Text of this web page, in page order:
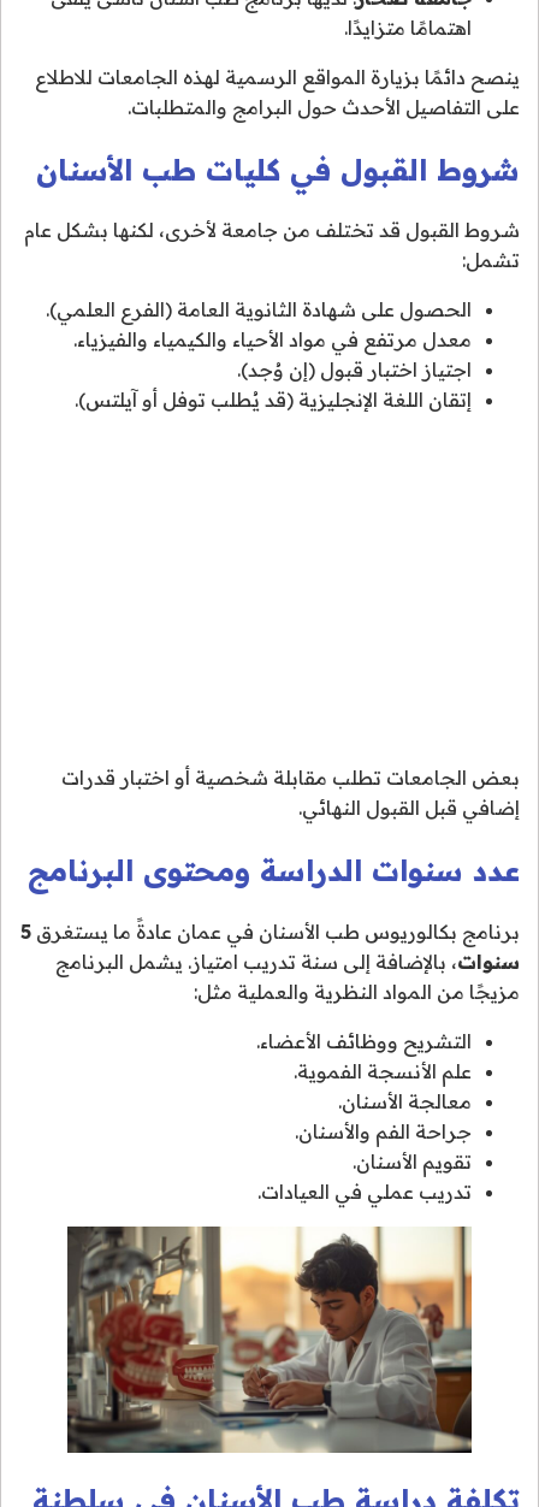
اهتمامًا متزايدًا.
ينصح دائمًا بزيارة المواقع الرسمية لهذه الجامعات للاطلاع
على التفاصيل الأحدث حول البرامج والمتطلبات.
شروط القبول في كليات طب الأسنان
شروط القبول قد تختلف من جامعة لأخرى، لكنها بشكل عام
تشمل:
الحصول على شهادة الثانوية العامة (الفرع العلمي).
معدل مرتفع في مواد الأحياء والكيمياء والفيزياء.
اجتياز اختبار قبول (إن وُجد).
إتقان اللغة الإنجليزية (قد يُطلب توفل أو آيلتس).
بعض الجامعات تطلب مقابلة شخصية أو اختبار قدرات
إضافي قبل القبول النهائي.
عدد سنوات الدراسة ومحتوى البرنامج
برنامج بكالوريوس طب الأسنان في عمان عادةً ما يستغرق 5
سنوات، بالإضافة إلى سنة تدريب امتياز. يشمل البرنامج
مزيجًا من المواد النظرية والعملية مثل:
التشريح ووظائف الأعضاء.
علم الأنسجة الفموية.
معالجة الأسنان.
جراحة الفم والأسنان.
تقويم الأسنان.
تدريب عملي في العيادات.